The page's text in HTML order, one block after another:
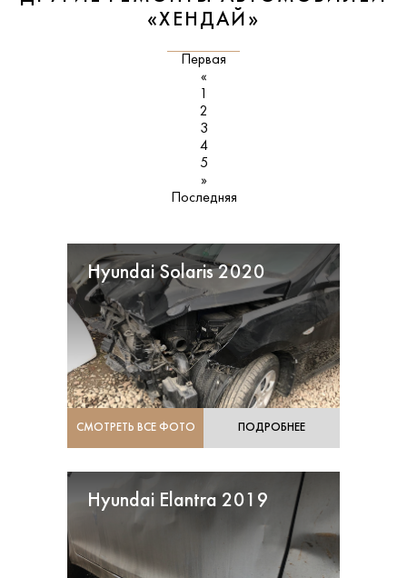
«ХЕНДАЙ»
Первая
«
2
3
4
5
»
Последняя
Hyundai Solaris 2020
СМОТРЕТЬ ВСЕ ФОТО ПОДРОБНЕЕ
Hyundai Elantra 2019